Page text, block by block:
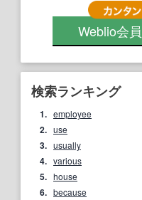
Weblio会員
検索ランキング
1. employee
2. use
3. usually
4. various
5. house
6. because